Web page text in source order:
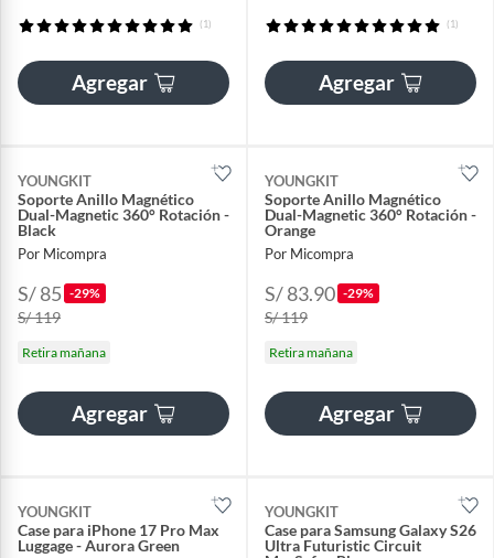
(1)
Agregar
(1)
Agregar
YOUNGKIT
Soporte Anillo Magnético
Dual-Magnetic 360° Rotación -
Black
Por Micompra
S/ 85 -29%
S/ 119
Retira mañana
Agregar
YOUNGKIT
Soporte Anillo Magnético
Dual-Magnetic 360° Rotación -
Orange
Por Micompra
S/ 83.90 -29%
S/ 119
Retira mañana
Agregar
YOUNGKIT
Case para iPhone 17 Pro Max
Luggage - Aurora Green
YOUNGKIT
Case para Samsung Galaxy S26
Ultra Futuristic Circuit